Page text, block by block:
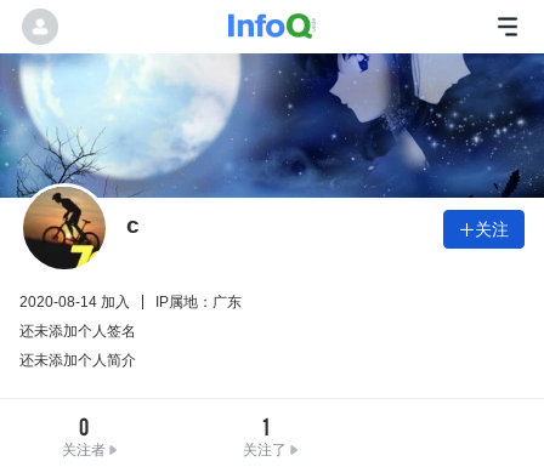
c 关注
2020-08-14 加入
IP属地：广东
还未添加个人签名
还未添加个人简介
0
关注者
1
关注了